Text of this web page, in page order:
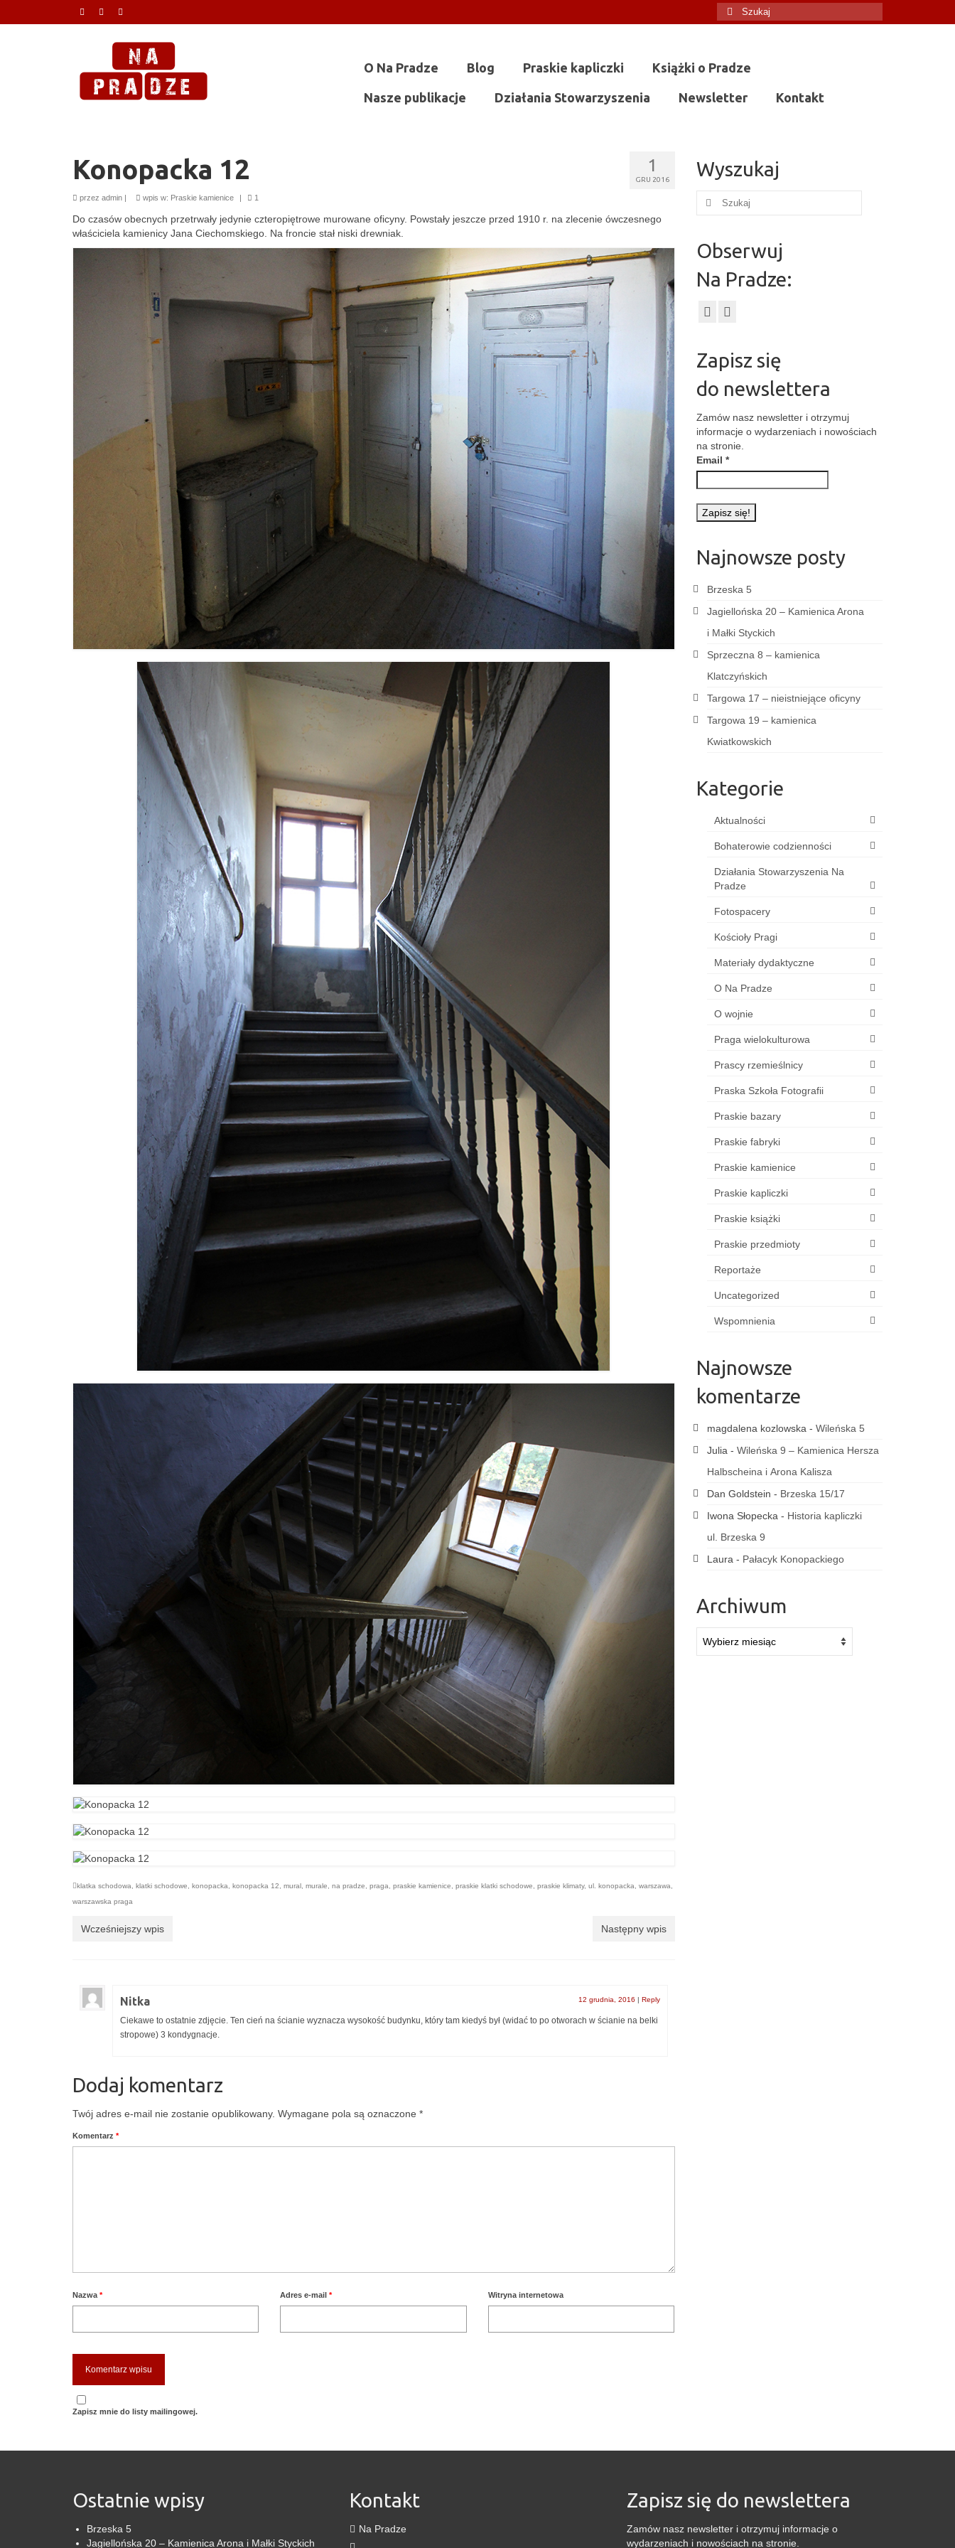
Szuklaj
w:
O Na Pradze Blog Praskie kapliczki Książki o Pradze
Nasze publikacje Działania Stowarzyszenia Newsletter Kontakt
1
GRU 2016
Konopacka 12
przez admin | wpis w: Praskie kamienice | 1
Do czasów obecnych przetrwały jedynie czteropiętrowe murowane oficyny. Powstały jeszcze przed 1910 r. na zlecenie ówczesnego
właściciela kamienicy Jana Ciechomskiego. Na froncie stał niski drewniak.
klatka schodowa klatki schodowe konopacka konopacka 12 mural murale na pradze praga praskie kamienice praskie klatki schodowe praskie klimaty, ul. konopacka warszawa
warszawska praga
Wcześniejszy wpis Następny wpis
Nitka 12 grudnia, 2016 | Reply
Ciekawe to ostatnie zdjęcie. Ten cień na ścianie wyznacza wysokość budynku, który tam kiedyś był (widać to po otworach w ścianie na belki
stropowe) 3 kondygnacje.
Dodaj komentarz
Twój adres e-mail nie zostanie opublikowany. Wymagane pola są oznaczone *
Komentarz *
Nazwa * Adres e-mail* Witryna internetowa
Zapisz mnie do listy mailingowej.
Wyszukaj
Szuklaj
Obserwuj
Na Pradze:
Zapisz się
do newslettera
Zamów nasz newsletter i otrzymuj
informacje o wydarzeniach i nowościach
na stronie.
Email *
Najnowsze posty
Brzeska 5
Jagiellońska 20 – Kamienica Arona
i Małki Styckich
Sprzeczna 8 – kamienica
Klatczyńskich
Targowa 17 – nieistniejące oficyny
Targowa 19 – kamienica
Kwiatkowskich
Kategorie
Aktualności
Bohaterowie codzienności
Działania Stowarzyszenia Na
Pradze
Fotospacery
Kościoły Pragi
Materiały dydaktyczne
O Na Pradze
O wojnie
Praga wielokulturowa
Prascy rzemieślnicy
Praska Szkoła Fotografii
Praskie bazary
Praskie fabryki
Praskie kamienice
Praskie kapliczki
Praskie książki
Praskie przedmioty
Reportaże
Uncategorized
Wspomnienia
Najnowsze
komentarze
magdalena kozlowska- Wileńska 5
Julia- Wileńska 9 – Kamienica Hersza
Halbscheina i Arona Kalisza
Dan Goldstein - Brzeska 15/17
Iwona Słopecka- Historia kapliczki
ul. Brzeska 9
Laura- Pałacyk Konopackiego
Archiwum
Ostatnie wpisy
Brzeska 5
Jagiellońska 20 – Kamienica Arona i Małki Styckich
Kontakt
Na Pradze
Zapisz się do newslettera
Zamów nasz newsletter i otrzymuj informacje o
wydarzeniach i nowościach na stronie.